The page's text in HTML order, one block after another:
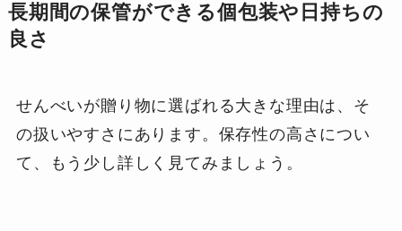
長期間の保管ができる個包装や日持ちの
良さ
せんべいが贈り物に選ばれる大きな理由は、そ
の扱いやすさにあります。保存性の高さについ
て、もう少し詳しく見てみましょう。